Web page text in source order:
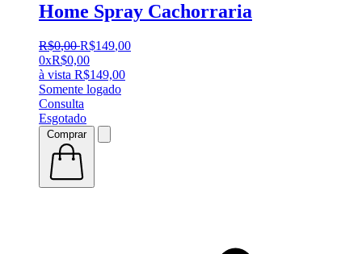
Home Spray Cachorraria
R$0,00 R$149,00
0xR$0,00
à vista R$149,00
Somente logado
Consulta
Esgotado
Comprar